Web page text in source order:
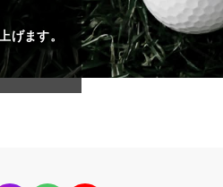
げます。